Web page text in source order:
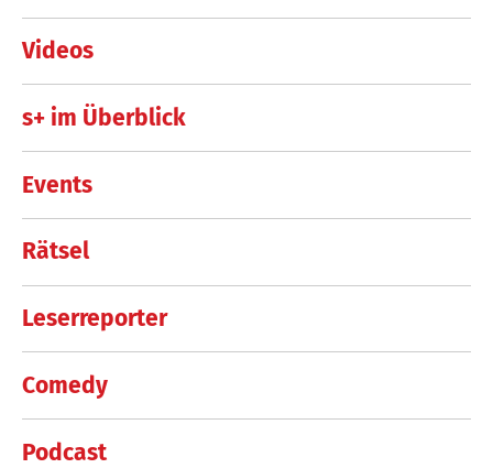
Videos
s+ im Überblick
Events
Rätsel
Leserreporter
Comedy
Podcast